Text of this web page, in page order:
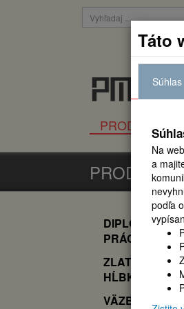
PRODUKTY
PRODUKTY
DIPLOMOVÁ
PRÁCA
ZLATENIE A
HĹBKOTLAČ
VÄZBY
Táto
Súhlas
Na
a
podľa